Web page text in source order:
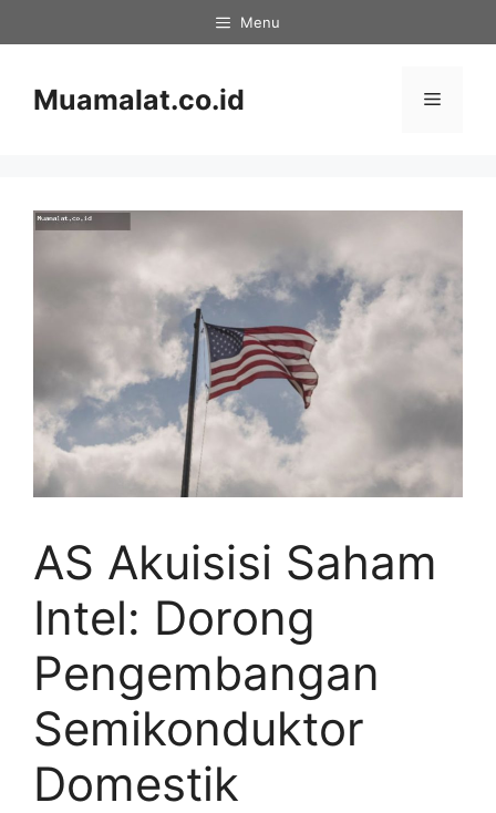
to
Menu
Muamalat.co.id Menu
AS Akuisisi Saham
Intel: Dorong
Pengembangan
Semikonduktor
Domestik